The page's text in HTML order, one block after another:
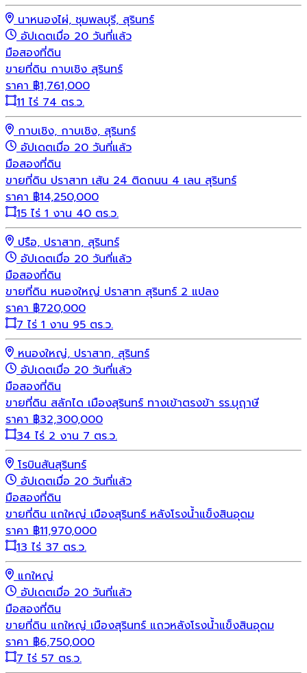
นาหนองไผ่, ชุมพลบุรี, สุรินทร์
อัปเดตเมื่อ 20 วันที่แล้ว
มือสองที่ดิน
ขายที่ดิน กาบเชิง สุรินทร์
ราคา ฿1,761,000
11 ไร่ 74 ตร.ว.
กาบเชิง, กาบเชิง, สุรินทร์
อัปเดตเมื่อ 20 วันที่แล้ว
มือสองที่ดิน
ขายที่ดิน ปราสาท เส้น 24 ติดถนน 4 เลน สุรินทร์
ราคา ฿14,250,000
15 ไร่ 1 งาน 40 ตร.ว.
ปรือ, ปราสาท, สุรินทร์
อัปเดตเมื่อ 20 วันที่แล้ว
มือสองที่ดิน
ขายที่ดิน หนองใหญ่ ปราสาท สุรินทร์ 2 แปลง
ราคา ฿720,000
7 ไร่ 1 งาน 95 ตร.ว.
หนองใหญ่, ปราสาท, สุรินทร์
อัปเดตเมื่อ 20 วันที่แล้ว
มือสองที่ดิน
ขายที่ดิน สลักได เมืองสุรินทร์ ทางเข้าตรงข้า รร.บุฤาษี
ราคา ฿32,300,000
34 ไร่ 2 งาน 7 ตร.ว.
โรบินสันสุรินทร์
อัปเดตเมื่อ 20 วันที่แล้ว
มือสองที่ดิน
ขายที่ดิน แกใหญ่ เมืองสุรินทร์ หลังโรงน้ำแข็งสินอุดม
ราคา ฿11,970,000
13 ไร่ 37 ตร.ว.
แกใหญ่
อัปเดตเมื่อ 20 วันที่แล้ว
มือสองที่ดิน
ขายที่ดิน แกใหญ่ เมืองสุรินทร์ แถวหลังโรงน้ำแข็งสินอุดม
ราคา ฿6,750,000
7 ไร่ 57 ตร.ว.